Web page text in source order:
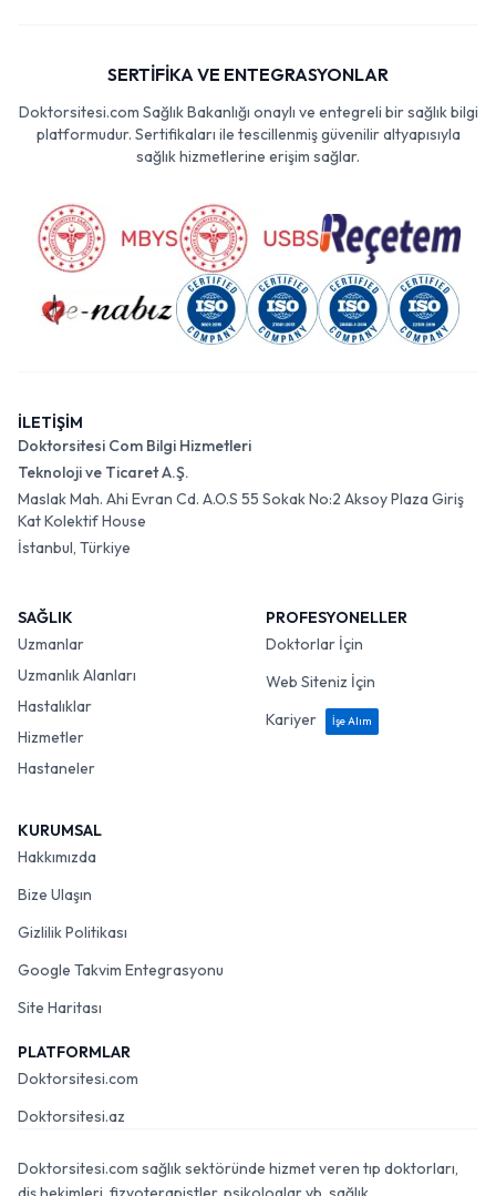
SERTİFİKA VE ENTEGRASYONLAR
Doktorsitesi.com Sağlık Bakanlığı onaylı ve entegreli bir sağlık bilgi
platformudur. Sertifikaları ile tescillenmiş güvenilir altyapısıyla
sağlık hizmetlerine erişim sağlar.
İLETİŞİM
Doktorsitesi Com Bilgi Hizmetleri
Teknoloji ve Ticaret A.Ş.
Maslak Mah. Ahi Evran Cd. A.O.S 55 Sokak No:2 Aksoy Plaza Giriş
Kat Kolektif House
İstanbul, Türkiye
SAĞLIK
Uzmanlar
Uzmanlık Alanları
Hastalıklar
Hizmetler
Hastaneler
PROFESYONELLER
Doktorlar İçin
Web Siteniz İçin
Kariyer
İşe Alım
KURUMSAL
Hakkımızda
Bize Ulaşın
Gizlilik Politikası
Google Takvim Entegrasyonu
Site Haritası
PLATFORMLAR
Doktorsitesi.com
Doktorsitesi.az
Doktorsitesi.com sağlık sektöründe hizmet veren tıp doktorları,